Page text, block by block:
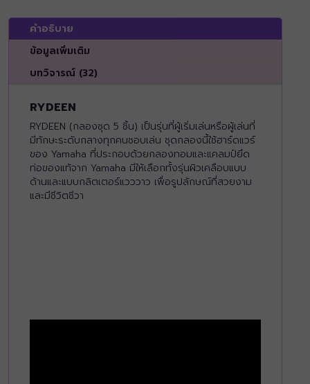
คำอธิบาย
ข้อมูลเพิ่มเติม
บทวิจารณ์ (32)
RYDEEN
RYDEEN (กลองชุด 5 ชิ้น) เป็นรุ่นที่ผู้เริ่มเล่นหรือผู้เล่นที่
มีทักษะระดับกลางทุกคนชอบเล่น ชุดกลองนี้ใช้ฮาร์ดแวร์
ของ Yamaha ที่ประกอบด้วยกลองทอมและแคลมป์ยึด
ท่อของแท้จาก Yamaha มีให้เลือกทั้งรุ่นผิวเคลือบแบบ
ด้านและแบบกลิตเตอร์แวววาว เพื่อรูปลักษณ์ที่สวยงาม
และมีชีวิตชีวา